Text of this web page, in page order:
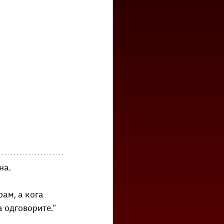
а кога